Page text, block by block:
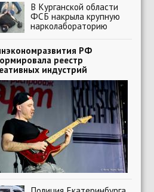
В Курганской области
ФСБ накрыла крупную
нарколабораторию
РФ
реестр
индустрий